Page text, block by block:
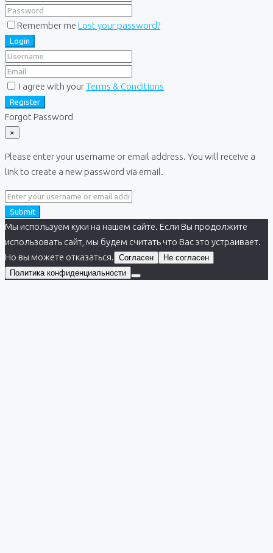
Remember me Lost your password?
Login
I agree with yourTerms & Conditions
Register
Forgot Password
×
Please enter your username or email address. You will receive a
link to create a new password via email.
Submit
Мы используем куки на нашем сайте. Если Вы продолжите
использовать сайт, мы будем считать что Вас это устраивает.
Но вы можете отказаться. Согласен
Не согласен
Политика конфиденциальности